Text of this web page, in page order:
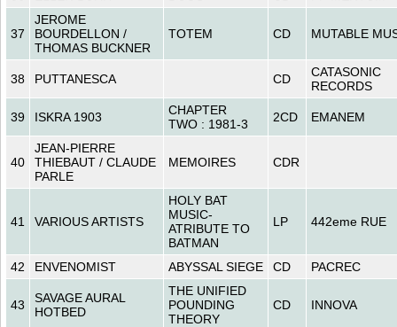
37
JEROME
BOURDELLON /
THOMAS BUCKNER
TOTEM CD MUTABLE
38 PUTTANESCA CD
CATASONIC
RECORDS
39 ISKRA 1903
CHAPTER
TWO : 1981-3
2CD EMANEM
40
JEAN-PIERRE
THIEBAUT / CLAUDE
PARLE
MEMOIRES CDR
41 VARIOUS ARTISTS
HOLY BAT
MUSIC-
ATRIBUTE TO
BATMAN
LP 442eme RUE
42 ENVENOMIST ABYSSAL SIEGE CD PACREC
43
SAVAGE AURAL
HOTBED
THE UNIFIED
POUNDING
THEORY
CD INNOVA